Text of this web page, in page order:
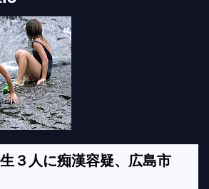
３人に痴漢容疑、広島市